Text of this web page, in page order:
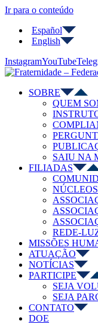
Ir para o conteúdo
Español
English
InstagramYouTube
SOBRE
QUEM
SAIU NA
FILIADAS
REDE-
MISSÕES
ATUAÇÃO
NOTÍCIAS
PARTICIPE
SEJA
SEJA
CONTATO
DOE